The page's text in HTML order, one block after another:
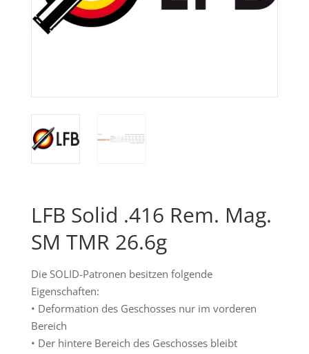
LFB Solid .416 Rem. Mag.
SM TMR 26.6g
Die SOLID-Patronen besitzen folgende
Eigenschaften:
• Deformation des Geschosses nur im vorderen
Bereich
• Der hintere Bereich des Geschosses bleibt